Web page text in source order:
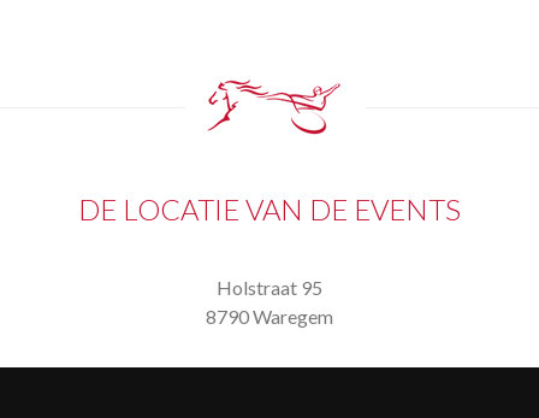
DE LOCATIE VAN DE EVENTS
Holstraat 95
8790 Waregem